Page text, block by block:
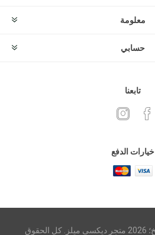
معلومة
حسابي
تابعنا
خيارات الدفع
حقوق الطبع والنشر والنسخ؛ 2026 متجر ديكسى ميلز. كل الحقوق